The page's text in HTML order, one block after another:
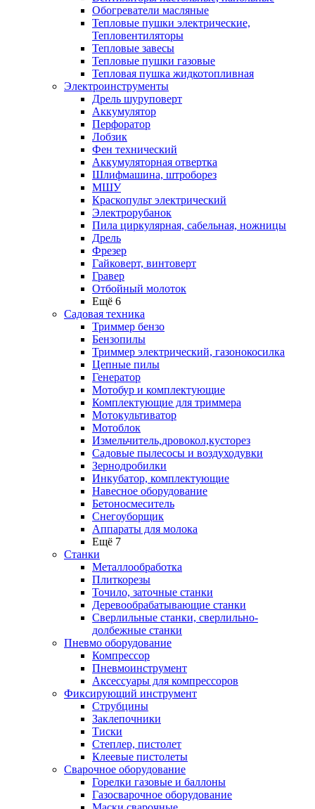
Обогреватели масляные
Тепловые пушки электрические,
Тепловентиляторы
Тепловые завесы
Тепловые пушки газовые
Тепловая пушка жидкотопливная
Электроинструменты
Дрель шуруповерт
Аккумулятор
Перфоратор
Лобзик
Фен технический
Аккумуляторная отвертка
Шлифмашина, штроборез
МШУ
Краскопульт электрический
Электрорубанок
Пила циркулярная, сабельная, ножницы
Дрель
Фрезер
Гайковерт, винтоверт
Гравер
Отбойный молоток
Ещё 6
Садовая техника
Триммер бензо
Бензопилы
Триммер электрический, газонокосилка
Цепные пилы
Генератор
Мотобур и комплектующие
Комплектующие для триммера
Мотокультиватор
Мотоблок
Измельчитель,дровокол,кусторез
Садовые пылесосы и воздуходувки
Зернодробилки
Инкубатор, комплектующие
Навесное оборудование
Бетоносмеситель
Снегоуборщик
Аппараты для молока
Ещё 7
Станки
Металлообработка
Плиткорезы
Точило, заточные станки
Деревообрабатывающие станки
Сверлильные станки, сверлильно-
долбежные станки
Пневмо оборудование
Компрессор
Пневмоинструмент
Аксессуары для компрессоров
Фиксирующий инструмент
Струбцины
Заклепочники
Тиски
Степлер, пистолет
Клеевые пистолеты
Сварочное оборудование
Горелки газовые и баллоны
Газосварочное оборудование